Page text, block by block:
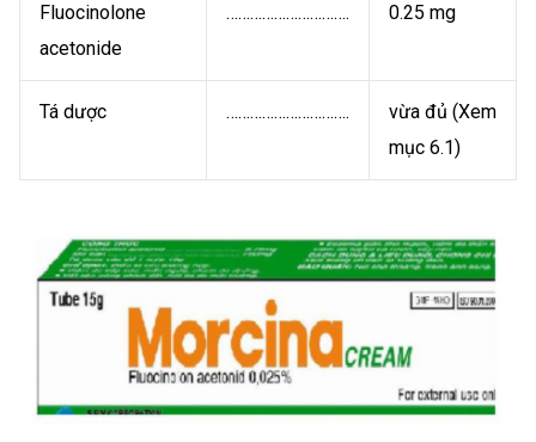
Fluocinolone
acetonide
…………………………. 0.25 mg
Tá dược ………………………….
vừa đủ (Xem
mục 6.1)